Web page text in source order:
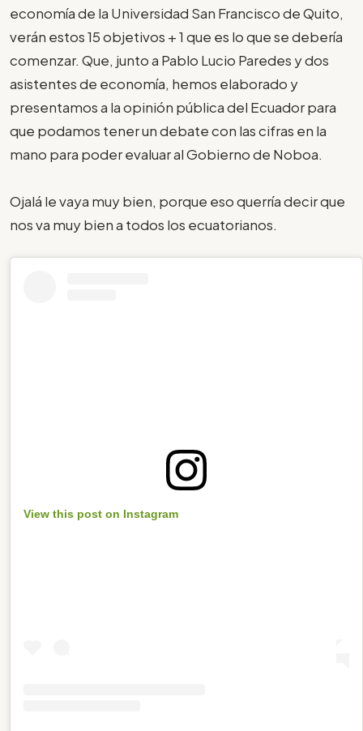
economía de la Universidad San Francisco de Quito,
verán estos 15 objetivos + 1 que es lo que se debería
comenzar. Que, junto a Pablo Lucio Paredes y dos
asistentes de economía, hemos elaborado y
presentamos a la opinión pública del Ecuador para
que podamos tener un debate con las cifras en la
mano para poder evaluar al Gobierno de Noboa.
Ojalá le vaya muy bien, porque eso querría decir que
nos va muy bien a todos los ecuatorianos.
View this post on Instagram